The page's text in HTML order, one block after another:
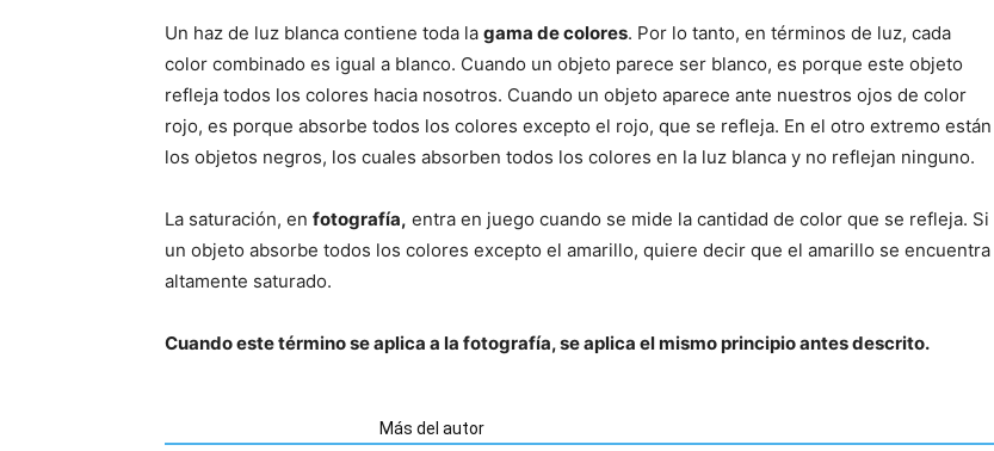
Mundo
Un haz de luz blanca contiene toda la gama de colores. Por lo tanto, en términos de luz, cada
color combinado es igual a blanco. Cuando un objeto parece ser blanco, es porque este objeto
refleja todos los colores hacia nosotros. Cuando un objeto aparece ante nuestros ojos de color
rojo, es porque absorbe todos los colores excepto el rojo, que se refleja. En el otro extremo están
los objetos negros, los cuales absorben todos los colores en la luz blanca y no reflejan ninguno.
La saturación, en fotografía, entra en juego cuando se mide la cantidad de color que se refleja. Si
un objeto absorbe todos los colores excepto el amarillo, quiere decir que el amarillo se encuentra
altamente saturado.
Cuando este término se aplica a la fotografía, se aplica el mismo principio antes descrito.
Más del autor